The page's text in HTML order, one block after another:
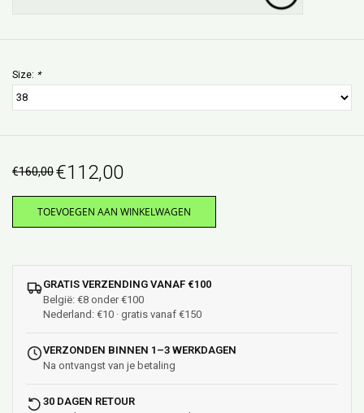
Size: *
€160,00€112,00
TOEVOEGEN AAN WINKELWAGEN
GRATIS VERZENDING VANAF €100
België: €8 onder €100
Nederland: €10 · gratis vanaf €150
VERZONDEN BINNEN 1–3 WERKDAGEN
Na ontvangst van je betaling
30 DAGEN RETOUR